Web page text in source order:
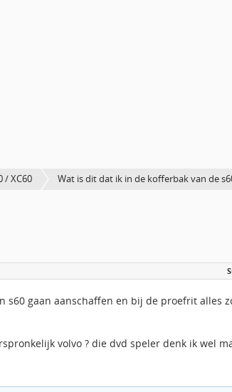
/ XC60 Wat is dit dat ik in de kofferbak van de
s60 gaan aanschaffen en bij de proefrit alles
volvo ? die dvd speler denk ik wel